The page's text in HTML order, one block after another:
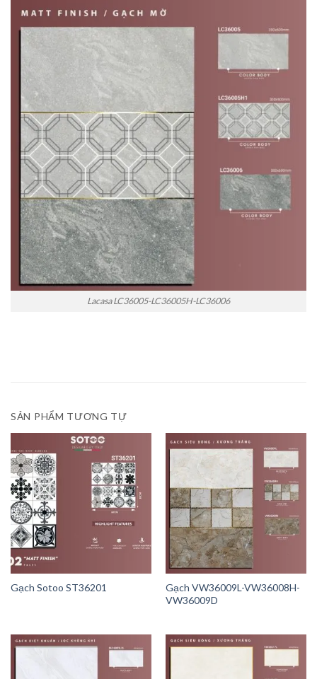
Lacasa LC36005-LC36005H-LC36006
SẢN PHẨM TƯƠNG TỰ
Gạch Sotoo ST36201
Gạch VW36009L-VW36008H-
VW36009D